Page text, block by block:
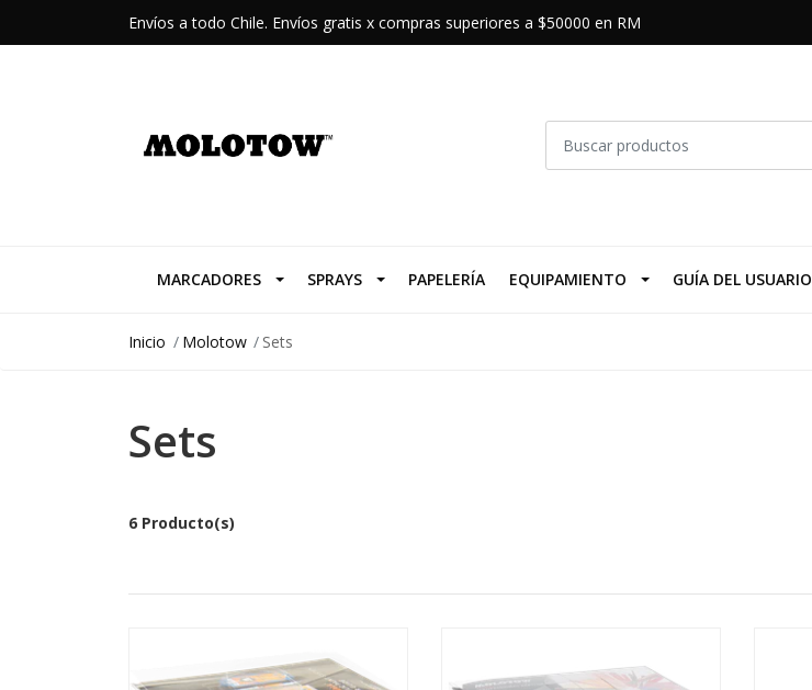
Envíos a todo Chile. Envíos gratis x compras superiores a $50000 en RM
MARCADORES SPRAYS PAPELERÍA EQUIPAMIENTO GUÍA DEL USUARIO
Inicio Molotow Sets
Sets
6 Producto(s)